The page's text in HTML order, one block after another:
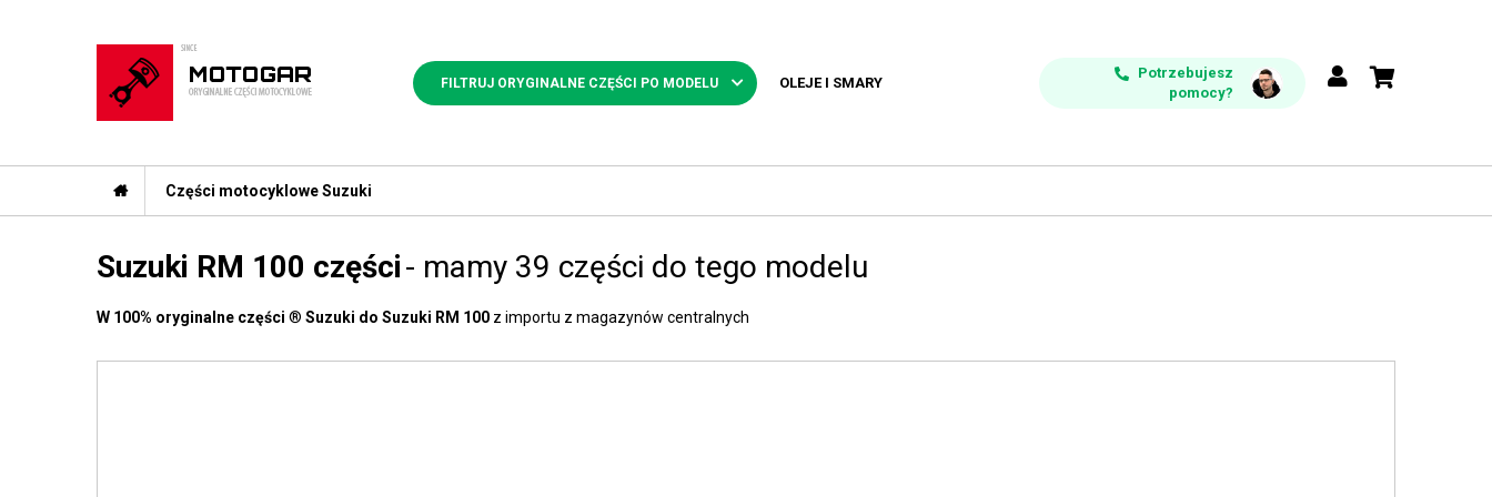
FILTRUJ ORYGINALNE CZĘŚCI PO MODELU OLEJE I SMARY
Potrzebujesz
pomocy?
Części motocyklowe Suzuki
Suzuki RM 100 części- mamy 39 części do tego modelu
W 100% oryginalne części ® Suzuki do Suzuki RM 100 z importu z magazynów centralnych